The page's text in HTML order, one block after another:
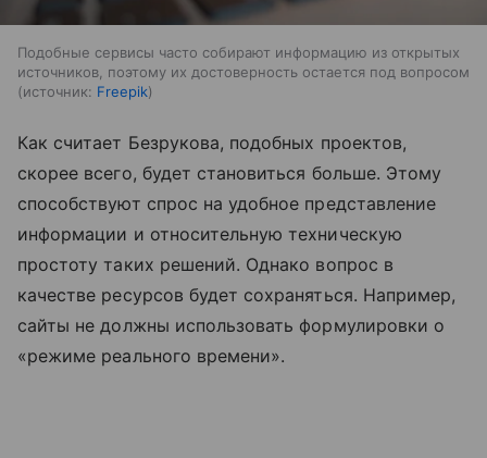
Подобные сервисы часто собирают информацию из открытых
источников, поэтому их достоверность остается под вопросом
источник: Freepik
Как считает Безрукова, подобных проектов,
скорее всего, будет становиться больше. Этому
способствуют спрос на удобное представление
информации и относительную техническую
простоту таких решений. Однако вопрос в
качестве ресурсов будет сохраняться. Например,
сайты не должны использовать формулировки о
«режиме реального времени».